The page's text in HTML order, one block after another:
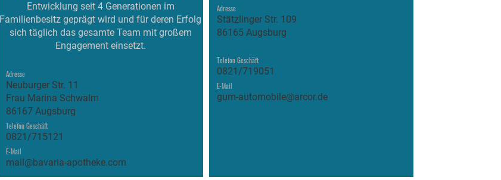
Entwicklung seit 4 Generationen im
Familienbesitz geprägt wird und für deren Erfolg
sich täglich das gesamte Team mit großem
Engagement einsetzt.
Adresse
Neuburger Str. 11
Frau Marina Schwalm
86167 Augsburg
Telefon Geschäft
0821/715121
E-Mail
mail@bavaria-apotheke.com
Adresse
Stätzlinger Str. 109
86165 Augsburg
Telefon Geschäft
0821/719051
E-Mail
gum-automobile@arcor.de